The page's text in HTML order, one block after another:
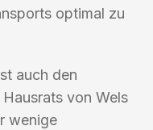
optimal zu
auch den
von Wels
wenige